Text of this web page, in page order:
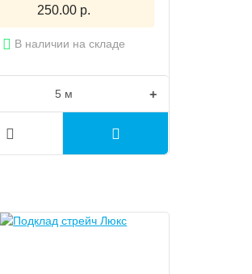
250.00 р.
В наличии на складе
+